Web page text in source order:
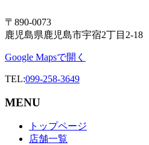
〒890-0073
鹿児島県鹿児島市宇宿2丁目2-18
Google Mapsで開く
TEL:099-258-3649
MENU
トップページ
店舗一覧